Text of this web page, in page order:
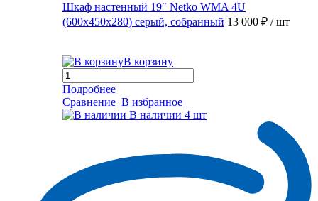
Шкаф настенный 19″ Netko WMA 4U
(600x450x280) серый, собранный 13 000 ₽ / шт
В корзину
Подробнее
Сравнение В избранное
В наличии 4 шт